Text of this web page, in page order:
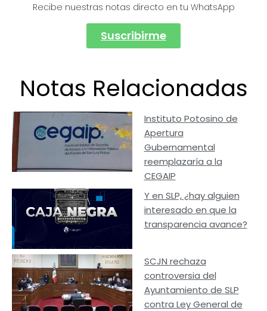
Recibe nuestras notas directo en tu WhatsApp
Suscribirme
Notas Relacionadas
Instituto Potosino de
Apertura
Gubernamental
reemplazaría a la
CEGAIP
Y en SLP, ¿hay alguien
interesado en que la
transparencia avance?
SCJN rechaza
controversia del
Ayuntamiento de SLP
contra Ley General de